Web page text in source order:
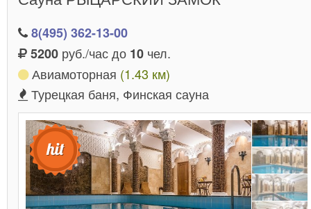
8(495) 362-13-00
5200 руб./час до 10 чел.
Авиамоторная (1.43 км)
Турецкая баня, Финская сауна